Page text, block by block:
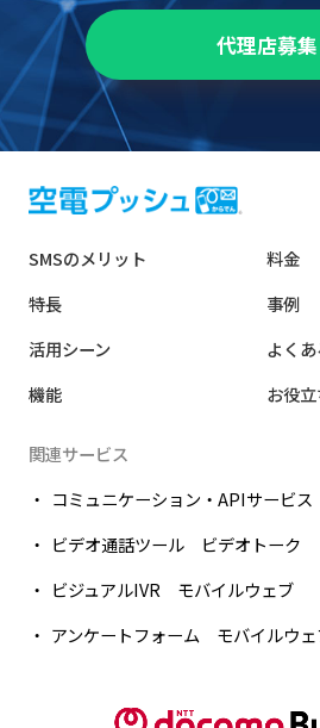
代理店募集
SMSのメリット
料金
特長
事例
活用シーン
よく
機能
お役
関連サービス
コミュニケーション・APIサービ
ビデオ通話ツール ビデオトーク
ビジュアルIVR モバイルウェブ
アンケートフォーム モバイルウェ